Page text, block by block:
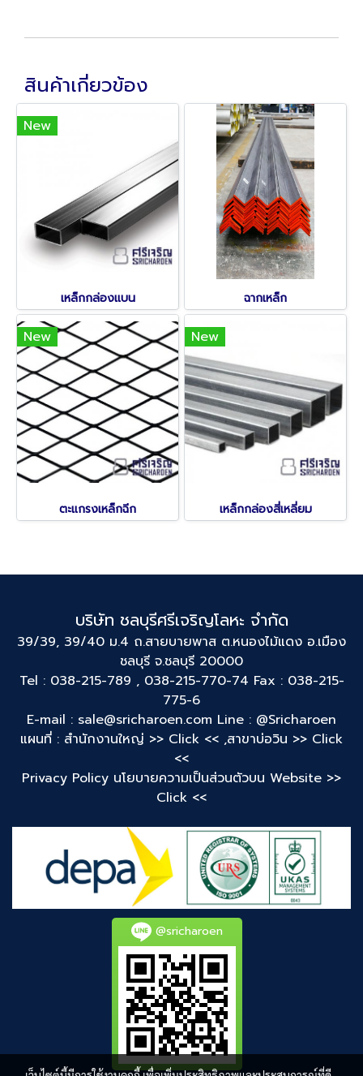
สินค้าเกี่ยวข้อง
New
เหล็กกล่องแบน ฉากเหล็ก
New
ตะแกรงเหล็กฉีก
New
เหล็กกล่องสี่เหลี่ยม
บริษัท ชลบุรีศรีเจริญโลหะ จำกัด
39/39, 39/40 ม.4 ถ.สายบายพาส ต.หนองไม้แดง อ.เมือง
ชลบุรี จ.ชลบุรี 20000
Tel : 038-215-789 , 038-215-770-74 Fax : 038-215-
775-6
E-mail : sale@sricharoen.com Line : @Sricharoen
แผนที่ : สำนักงานใหญ่ >> Click << ,สาขาบ่อวิน >> Click
<<
Privacy Policy นโยบายความเป็นส่วนตัวบน Website >>
Click <<
@sricharoen